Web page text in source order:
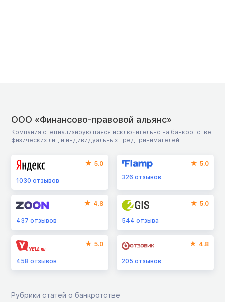
ООО «Финансово-правовой альянс»
Компания специализирующаяся исключительно на банкротстве
физических лиц и индивидуальных предпринимателей
5.0
1030 отзывов
5.0
326отзывов
4.8
437 отзывов
5.0
544отзыва
5.0
458 отзывов
4.8
205отзывов
Рубрики статей о банкротстве